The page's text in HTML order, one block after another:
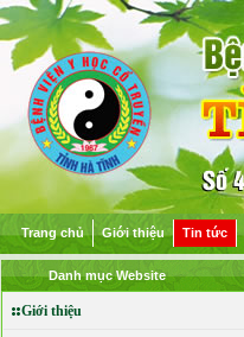
Trang chủ Giới thiệu Tin tức
Danh mục Website
Giới thiệu